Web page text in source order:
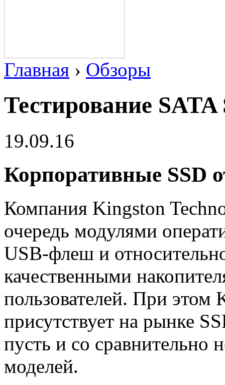
Главная › Обзоры
Тестирование
19.09.16
Корпоративные SSD
Компания Kingston
очередь модулями
USB-флеш и
качественными
пользователей. При этом
присутствует на рынке
пусть и со сравнительно
моделей.